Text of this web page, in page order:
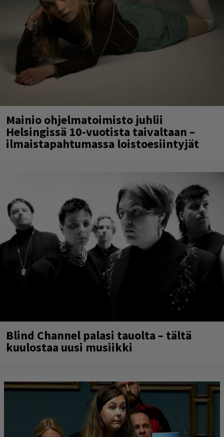
Mainio ohjelmatoimisto juhlii
Helsingissä 10-vuotista taivaltaan –
ilmaistapahtumassa loistoesiintyjät
Blind Channel palasi tauolta – tältä
kuulostaa uusi musiikki